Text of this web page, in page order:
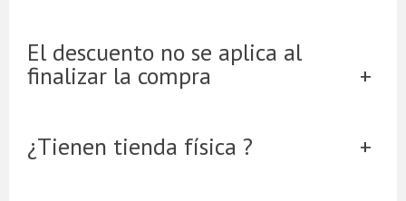
El descuento no se aplica al
finalizar la compra
¿Tienen tienda física ?